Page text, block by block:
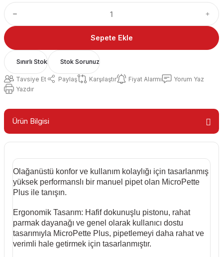
Sepete Ekle
Sınırlı Stok Stok Sorunuz
Tavsiye Et Paylaş Karşılaştır Fiyat Alarmı
Yorum Yaz
Yazdır
Ürün Bilgisi
Olağanüstü konfor ve kullanım kolaylığı için tasarlanmış
yüksek performanslı bir manuel pipet olan MicroPette
Plus ile tanışın.
Ergonomik Tasarım: Hafif dokunuşlu pistonu, rahat
parmak dayanağı ve genel olarak kullanıcı dostu
tasarımıyla MicroPette Plus, pipetlemeyi daha rahat ve
verimli hale getirmek için tasarlanmıştır.